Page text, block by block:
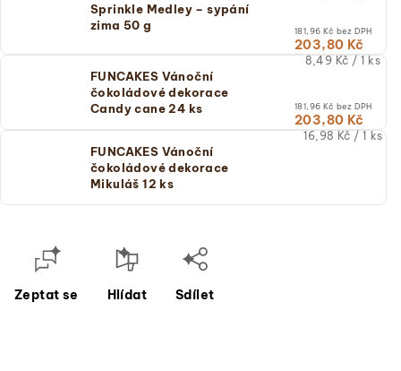
Sprinkle Medley – sypání
zima 50 g
FUNCAKES Vánoční
čokoládové dekorace
Candy cane 24 ks
181,96 Kč bez DPH
203,80 Kč
Měrná
cena)
8,49 Kč / 1 ks
FUNCAKES Vánoční
čokoládové dekorace
Mikuláš 12 ks
181,96 Kč bez DPH
203,80 Kč
Měrná
16,98 Kč / 1 ks
Zeptat se Hlídat Sdílet